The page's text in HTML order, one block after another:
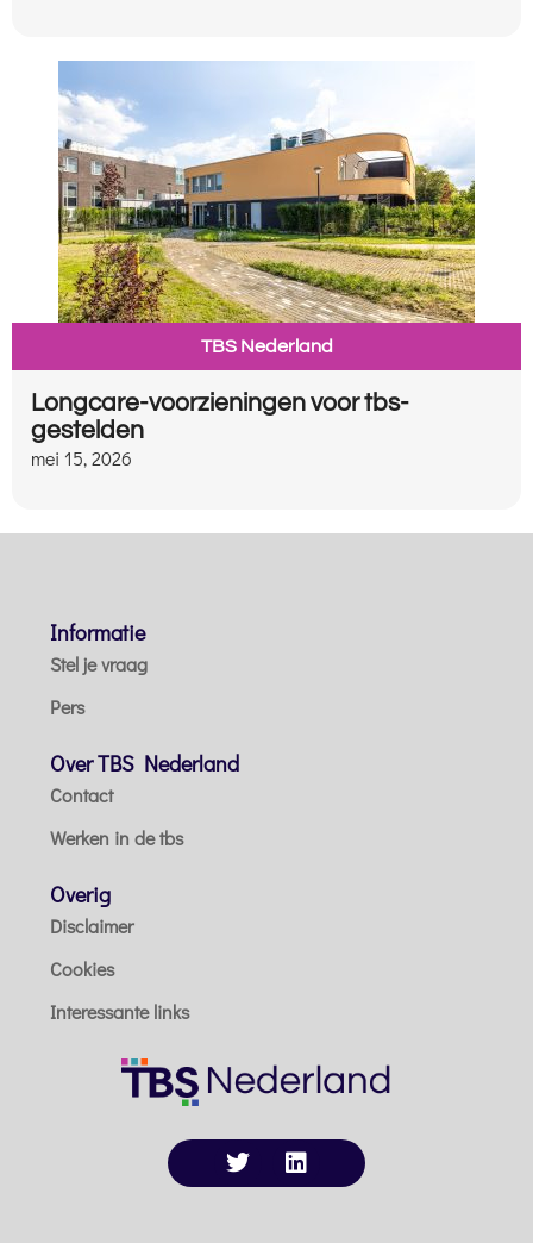
TBS Nederland
Longcare-voorzieningen voor tbs-
gestelden
mei 15, 2026
Informatie
Stel je vraag
Pers
Over TBS Nederland
Contact
Werken in de tbs
Overig
Disclaimer
Cookies
Interessante links